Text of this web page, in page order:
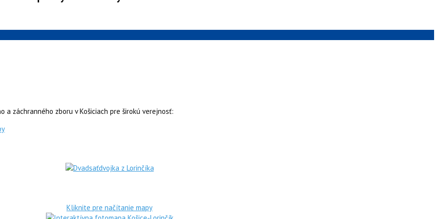
záchranného zboru v Košiciach pre širokú verejnosť:
Kliknite pre načítanie mapy